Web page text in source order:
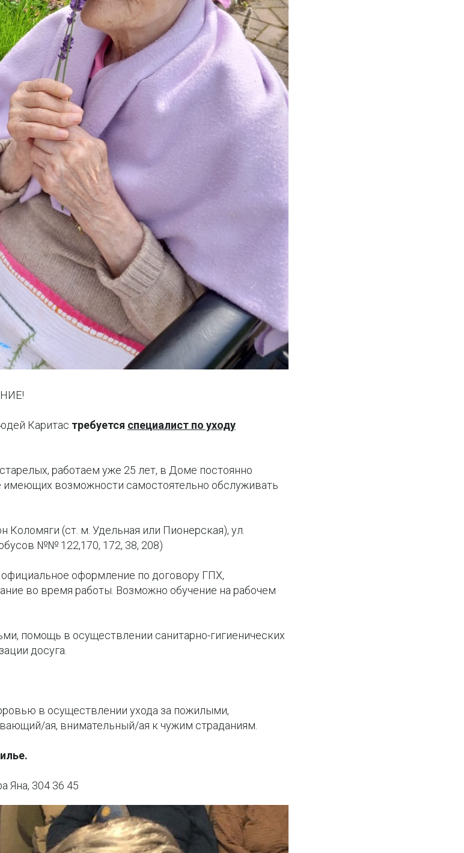
Каритас требуется специалист по уходу
работаем уже 25 лет, в Доме постоянно
возможности самостоятельно обслуживать
(ст. м. Удельная или Пионерская), ул.
№№ 122,170, 172, 38, 208)
официальное оформление по договору ГПХ,
во время работы. Возможно обучение на рабочем
помощь в осуществлении санитарно-гигиенических
досуга.
в осуществлении ухода за пожилыми,
ая, внимательный/ая к чужим страданиям.
Яна, 304 36 45